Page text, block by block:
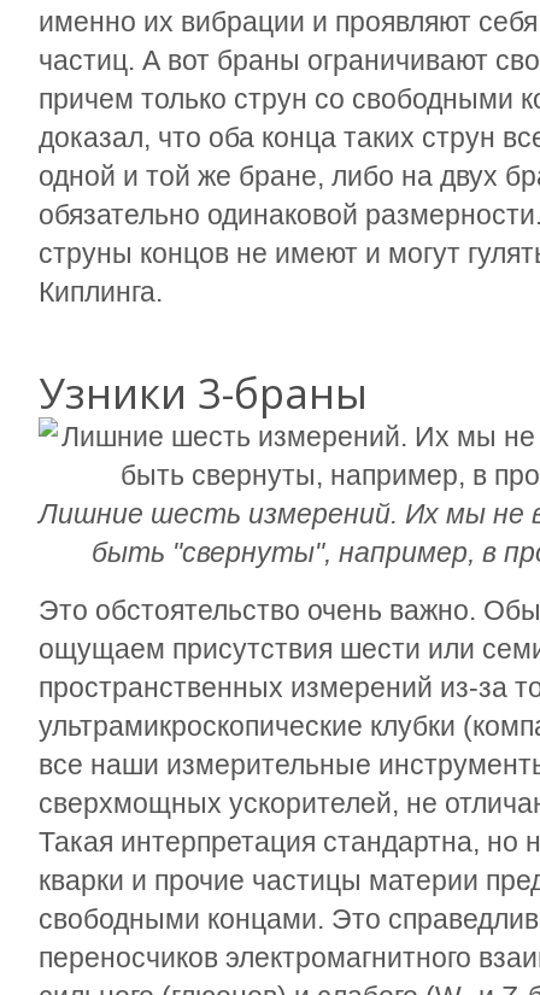
именно их вибрации и проявляют
частиц. А вот браны ограничивают
причем только струн со свободными
доказал, что оба конца таких струн
одной и той же бране, либо на двух
обязательно одинаковой
струны концов не имеют и могут
Киплинга.
Узники 3-браны
Лишние шесть измерений. Их мы не
быть "свернуты", например, в
Это обстоятельство очень важно.
ощущаем присутствия шести или
пространственных измерений из-за
ультрамикроскопические клубки
все наши измерительные
сверхмощных ускорителей, не
Такая интерпретация стандартна, но
кварки и прочие частицы материи
свободными концами. Это
переносчиков электромагнитного